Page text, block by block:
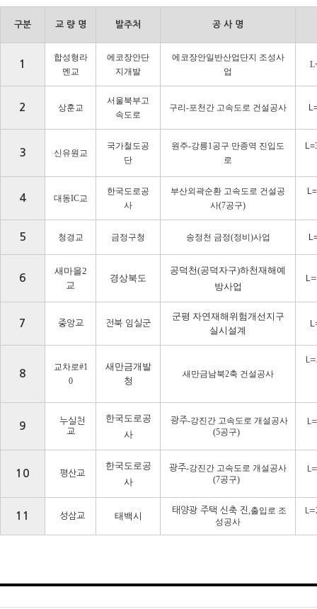
구분 교 량 명 발주처 공 사 명
1
합성형라
멘교
에코장안단
지개발
에코장안일반산업단지 조성사
업
2 상훈교
서울북부고
속도로
구리-포천간 고속도로 건설공사
3 신유원교
국가철도공
단
원주-강릉1 공구 만종역 진입도
로
L=
4 대동IC교
한국도로공
사
부산외곽순환 고속도로 건설공
사(7공구)
L=
5 청경교 금정구청 송정천 금정(정비)사업
6
새마을2
교
경상북도
공덕천(공덕자구)하천재해예
방사업
L
7 중앙교 전북 임실군
군평 자연재해위험개선지구
실시설계
L
8
교차로#1
0
새만금개발
청
새만금남북2축 건설공사
9
누실천
교
한국도로공
사
광주-강진간 고속도로 개설공사
(5공구)
10 평산교
한국도로공
사
광주-강진간 고속도로 개설공사
(7공구)
11 성삼교 태백시
태양광 주택 신축 진
출입로 조
성공사
L=